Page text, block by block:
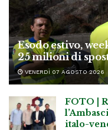
Esodo estivo,
25 milioni di
VENERDÌ 07 AGOSTO 2026
FOTO |
italo-